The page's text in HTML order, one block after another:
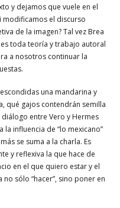
y dejamos que vuele en el
modificamos el discurso
de la imagen? Tal vez Brea
toda teoría y trabajo autoral
a nosotros continuar la
una mandarina y
qué gajos contendrán semilla
entre Vero y Hermes
influencia de “lo mexicano”
se suma a la charla. Es
y reflexiva la que hace de
en el que quiero estar y el
sólo “hacer”, sino poner en